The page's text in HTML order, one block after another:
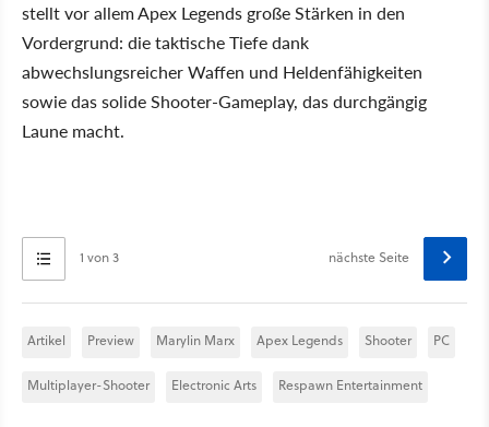
stellt vor allem Apex Legends große Stärken in den
Vordergrund: die taktische Tiefe dank
abwechslungsreicher Waffen und Heldenfähigkeiten
sowie das solide Shooter-Gameplay, das durchgängig
Laune macht.
1 von 3 nächste Seite
Artikel Preview Marylin Marx Apex Legends Shooter PC
Multiplayer-Shooter Electronic Arts Respawn Entertainment